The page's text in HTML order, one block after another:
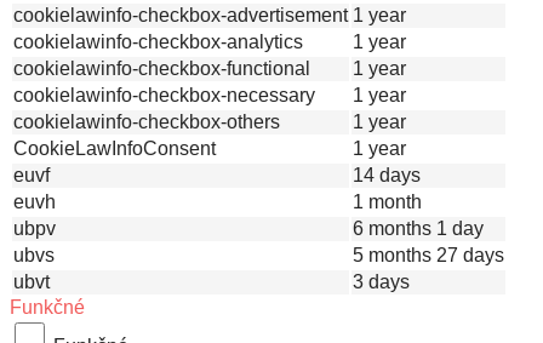
cookielawinfo-checkbox-advertisement 1 year
cookielawinfo-checkbox-analytics
1 year
cookielawinfo-checkbox-functional
1 year
cookielawinfo-checkbox-necessary
1 year
cookielawinfo-checkbox-others
1 year
CookieLawInfoConsent
1 year
euvf
14 days
euvh
1 month
ubpv
6 months 1 day
ubvs
5 months 27 days
ubvt
3 days
Funkčné